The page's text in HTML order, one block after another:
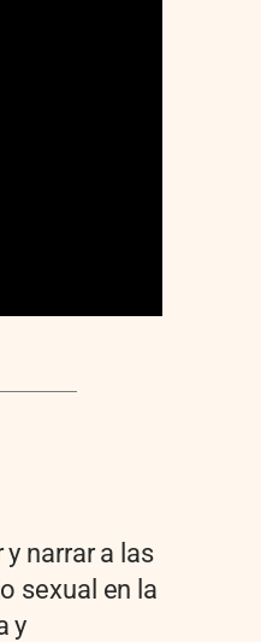
narrar a las
sexual en la
y